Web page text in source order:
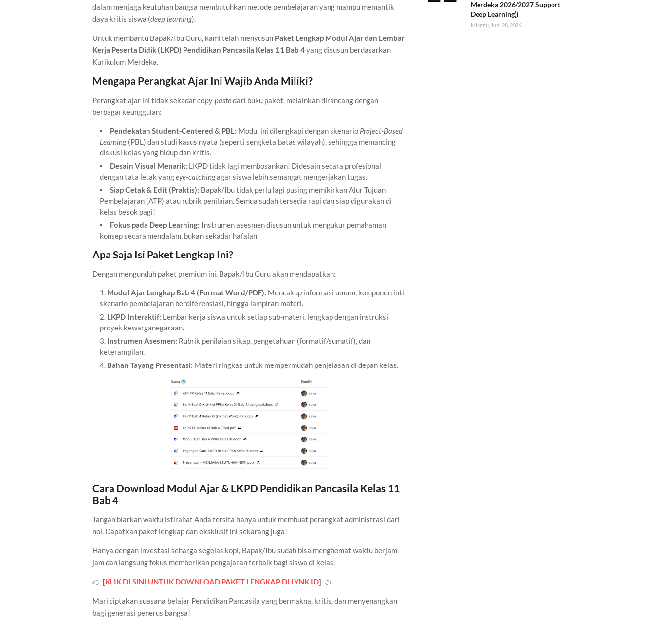
dalam menjaga keutuhan bangsa membutuhkan metode pembelajaran yang mampu memantik
daya kritis siswa (deep learning).
Untuk membantu Bapak/Ibu Guru, kami telah menyusun Paket Lengkap Modul Ajar dan Lembar
Kerja Peserta Didik (LKPD) Pendidikan Pancasila Kelas 11 Bab 4yang disusun berdasarkan
Kurikulum Merdeka.
Mengapa Perangkat Ajar Ini Wajib Anda Miliki?
Perangkat ajar ini tidak sekadarcopy-pastedari buku paket, melainkan dirancang dengan
berbagai keunggulan:
Pendekatan Student-Centered & PBL: Modul ini dilengkapi dengan skenario Project-Based
Learning(PBL) dan studi kasus nyata (seperti sengketa batas wilayah), sehingga memancing
diskusi kelas yang hidup dan kritis.
Desain Visual Menarik: LKPD tidak lagi membosankan! Didesain secara profesional
dengan tata letak yangeye-catchingagar siswa lebih semangat mengerjakan tugas.
Siap Cetak & Edit (Praktis): Bapak/Ibu tidak perlu lagi pusing memikirkan Alur Tujuan
Pembelajaran (ATP) atau rubrik penilaian. Semua sudah tersedia rapi dan siap digunakan di
kelas besok pagi!
Fokus pada Deep Learning: Instrumen asesmen disusun untuk mengukur pemahaman
konsep secara mendalam, bukan sekadar hafalan.
Apa Saja Isi Paket Lengkap Ini?
Dengan mengunduh paket premium ini, Bapak/Ibu Guru akan mendapatkan:
Modul Ajar Lengkap Bab 4 (Format Word/PDF): Mencakup informasi umum, komponen inti,
skenario pembelajaran berdiferensiasi, hingga lampiran materi.
LKPD Interaktif: Lembar kerja siswa untuk setiap sub-materi, lengkap dengan instruksi
proyek kewarganegaraan.
Instrumen Asesmen: Rubrik penilaian sikap, pengetahuan (formatif/sumatif), dan
keterampilan.
Bahan Tayang Presentasi: Materi ringkas untuk mempermudah penjelasan di depan kelas.
Cara Download Modul Ajar & LKPD Pendidikan Pancasila Kelas 11
Bab 4
Jangan biarkan waktu istirahat Anda tersita hanya untuk membuat perangkat administrasi dari
nol. Dapatkan paket lengkap dan eksklusif ini sekarang juga!
Hanya dengan investasi seharga segelas kopi, Bapak/Ibu sudah bisa menghemat waktu berjam-
jam dan langsung fokus memberikan pengajaran terbaik bagi siswa di kelas.
👉 [KLIK DI SINI UNTUK DOWNLOAD PAKET LENGKAP DI LYNK.ID] 👈
Mari ciptakan suasana belajar Pendidikan Pancasila yang bermakna, kritis, dan menyenangkan
bagi generasi penerus bangsa!
Merdeka 2026/2027 Support
Deep Learning))
Minggu, Juni 28, 2026